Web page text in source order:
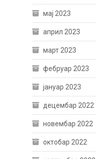
мај 2023
април 2023
март 2023
фебруар 2023
јануар 2023
децембар 2022
новембар 2022
октобар 2022